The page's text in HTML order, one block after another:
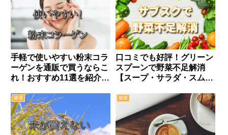
手軽で使いやすい粉末コラ
ーゲンを通販で買うならこ
れ！おすすめ11選を紹介し
口コミでも好評！グリーン
スプーンで野菜不足解消
【スープ・サラダ・スムー
健康 健康